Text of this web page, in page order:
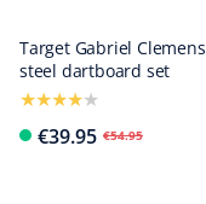
Target Gabriel Clemens
steel dartboard set
€39.95 €54.95